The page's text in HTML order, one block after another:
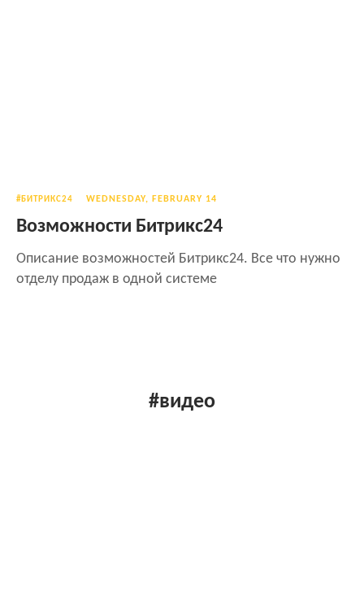
#БИТРИКС24 WEDNESDAY, FEBRUARY 14
Возможности Битрикс24
Описание возможностей Битрикс24. Все что нужно
отделу продаж в одной системе
#видео